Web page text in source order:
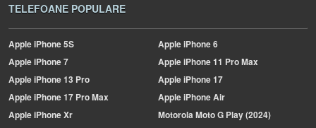
TELEFOANE POPULARE
AppleiPhone 5S AppleiPhone 6
AppleiPhone 7 AppleiPhone 11 Pro Max
AppleiPhone 13 Pro AppleiPhone 17
AppleiPhone 17 Pro Max AppleiPhone Air
AppleiPhone Xr MotorolaMoto G Play (2024)